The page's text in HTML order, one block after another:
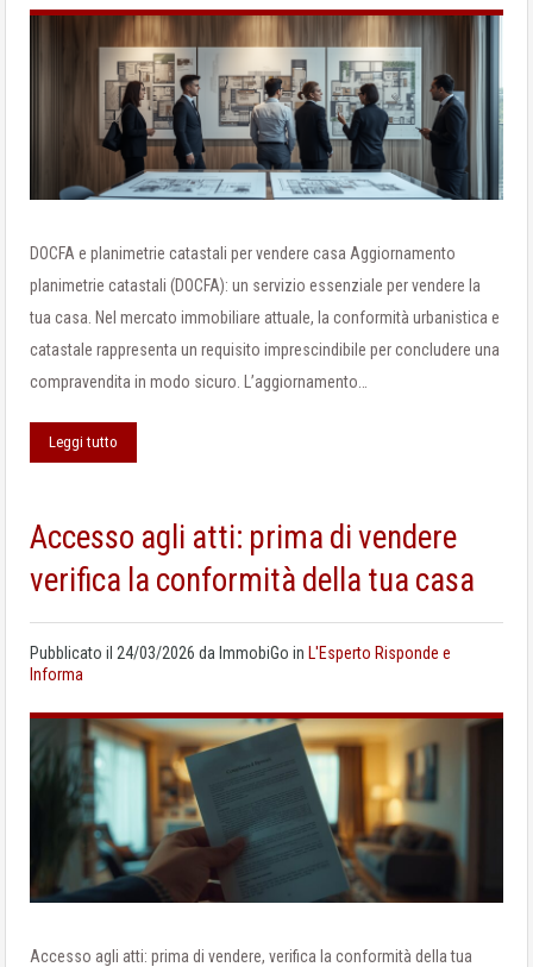
DOCFA e planimetrie catastali per vendere casa Aggiornamento
planimetrie catastali (DOCFA): un servizio essenziale per vendere la
tua casa. Nel mercato immobiliare attuale, la conformità urbanistica e
catastale rappresenta un requisito imprescindibile per concludere una
compravendita in modo sicuro. L’aggiornamento…
Leggi tutto
Accesso agli atti: prima di vendere
verifica la conformità della tua casa
Pubblicato il 24/03/2026 da ImmobiGo in L'Esperto Risponde e
Informa
Accesso agli atti: prima di vendere, verifica la conformità della tua